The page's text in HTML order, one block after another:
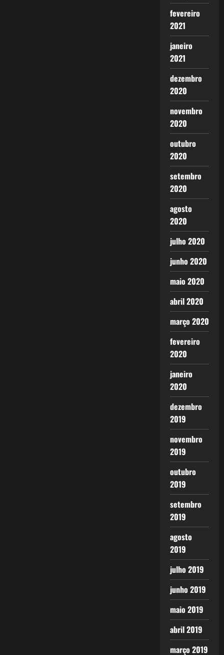
fevereiro
2021
janeiro
2021
dezembro
2020
novembro
2020
outubro
2020
setembro
2020
agosto
2020
julho 2020
junho 2020
maio 2020
abril 2020
março 2020
fevereiro
2020
janeiro
2020
dezembro
2019
novembro
2019
outubro
2019
setembro
2019
agosto
2019
julho 2019
junho 2019
maio 2019
abril 2019
março 2019